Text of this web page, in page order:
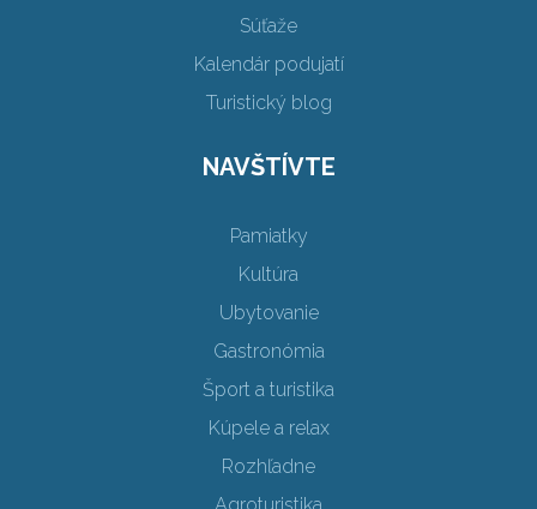
Súťaže
Kalendár podujatí
Turistický blog
NAVŠTÍVTE
Pamiatky
Kultúra
Ubytovanie
Gastronómia
Šport a turistika
Kúpele a relax
Rozhľadne